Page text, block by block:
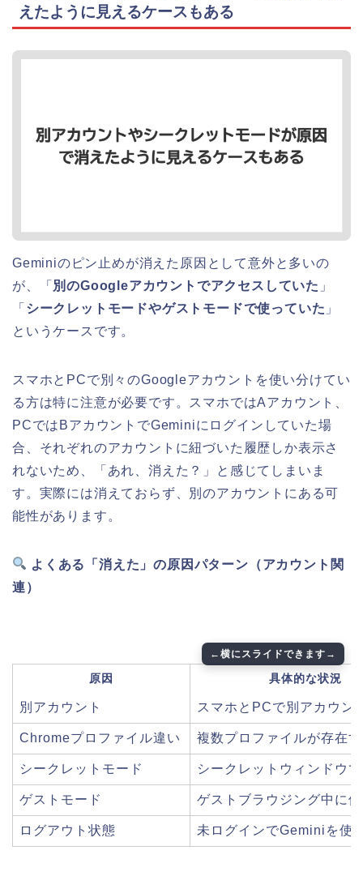
えたように見えるケースもある
Geminiのピン止めが消えた原因として意外と多いの
が、「 別のGoogleアカウントでアクセスしていた 」
「 シークレットモードやゲストモードで使っていた 」
というケースです。
スマホとPCで別々のGoogleアカウントを使い分けてい
る方は特に注意が必要です。スマホではAアカウント、
PCではBアカウントでGeminiにログインしていた場
合、それぞれのアカウントに紐づいた履歴しか表示さ
れないため、「あれ、消えた？」と感じてしまいま
す。実際には消えておらず、別のアカウントにある可
能性があります。
よくある「消えた」の原因パターン（アカウント関
連）
原因 具体的な状況
別アカウント スマホとPCで別アカウン
Chromeプロファイル違い 複数プロファイルが存在
シークレットモード シークレットウィンドウ
ゲストモード ゲストブラウジング中に
ログアウト状態 未ログインでGeminiを使